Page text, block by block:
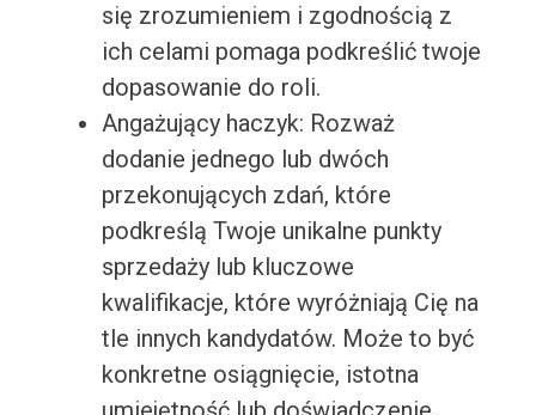
się zrozumieniem i zgodnością z
ich celami pomaga podkreślić twoje
dopasowanie do roli.
Angażujący haczyk: Rozważ
dodanie jednego lub dwóch
przekonujących zdań, które
podkreślą Twoje unikalne punkty
sprzedaży lub kluczowe
kwalifikacje, które wyróżniają Cię na
tle innych kandydatów. Może to być
konkretne osiągnięcie, istotna